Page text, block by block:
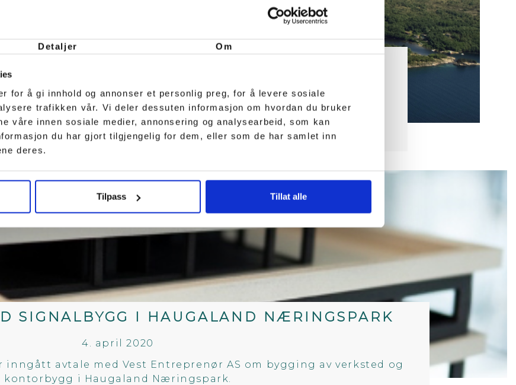
Detaljer Om
for å gi innhold og annonser et personlig preg, for å levere sosiale
trafikken vår. Vi deler dessuten informasjon om hvordan du bruker
våre innen sosiale medier, annonsering og analysearbeid, som kan
du har gjort tilgjengelig for dem, eller som de har samlet inn
deres.
Tilpass Tillat alle
10. juni 2020
på plass, kan Haugaland Næringspark bli ideell
lokasjon for viktig pilotprosjekt.
SIGNALBYGG I HAUGALAND NÆRINGSPARK
4. april 2020
inngått avtale med Vest Entreprenør AS om bygging av verksted og
kontorbygg i Haugaland Næringspark.